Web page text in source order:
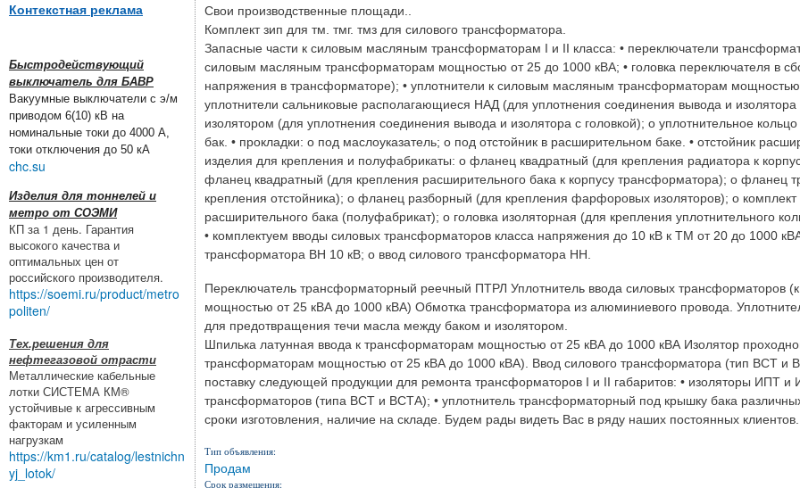
Контекстная реклама
Быстродействующий
выключатель для БАВР
Вакуумные выключатели с э/м
приводом 6(10) кВ на
номинальные токи до 4000 А,
токи отключения до 50 кА
chc.su
Изделия для тоннелей и
метро от СОЭМИ
КП за 1 день. Гарантия
высокого качества и
оптимальных цен от
российского производителя.
https://soemi.ru/product/metro
politen/
Тех.решения для
нефтегазовой отрасти
Металлические кабельные
лотки СИСТЕМА КМ®
устойчивые к агрессивным
факторам и усиленным
нагрузкам
https://km1.ru/catalog/lestnichn
yj_lotok/
Свои производственные площади..
Комплект зип для тм. тмг. тмз для силового трансформатора.
Запасные части к силовым масляным трансформаторам I и II класса: • переключатели
силовым масляным трансформаторам мощностью от 25 до 1000 кВА; • головка переключателя в
напряжения в трансформаторе); • уплотнители к силовым масляным трансформаторам
уплотнители сальниковые располагающиеся НАД (для уплотнения соединения вывода и
изолятором (для уплотнения соединения вывода и изолятора с головкой); o уплотнительное
бак. • прокладки: o под маслоуказатель; o под отстойник в расширительном баке. • отстойник
изделия для крепления и полуфабрикаты: o фланец квадратный (для крепления радиатора к
фланец квадратный (для крепления расширительного бака к корпусу трансформатора); o фланец
крепления отстойника); o фланец разборный (для крепления фарфоровых изоляторов); o комплект
расширительного бака (полуфабрикат); o головка изоляторная (для крепления уплотнительного
• комплектуем вводы силовых трансформаторов класса напряжения до 10 кВ к ТМ от 20 до 1000
трансформатора ВН 10 кВ; o ввод силового трансформатора НН.
Переключатель трансформаторный реечный ПТРЛ Уплотнитель ввода силовых трансформаторов
мощностью от 25 кВА до 1000 кВА) Обмотка трансформатора из алюминиевого провода.
для предотвращения течи масла между баком и изолятором.
Шпилька латунная ввода к трансформаторам мощностью от 25 кВА до 1000 кВА Изолятор
трансформаторам мощностью от 25 кВА до 1000 кВА). Ввод силового трансформатора (тип ВСТ и
поставку следующей продукции для ремонта трансформаторов I и II габаритов: • изоляторы ИПТ
трансформаторов (типа ВСТ и ВСТА); • уплотнитель трансформаторный под крышку бака
сроки изготовления, наличие на складе. Будем рады видеть Вас в ряду наших постоянных клиентов.
Тип объявления:
Продам
Срок размещения: